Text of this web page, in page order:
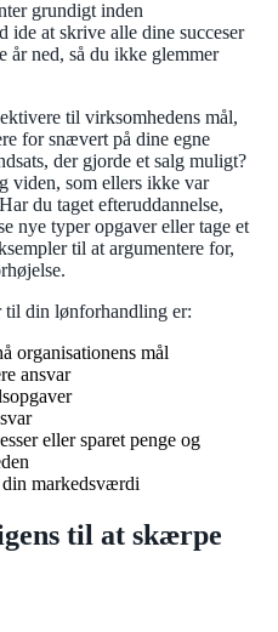
grundigt inden
ide at skrive alle dine succeser
år ned, så du ikke glemmer
til virksomhedens mål,
for snævert på dine egne
der gjorde et salg muligt?
viden, som ellers ikke var
du taget efteruddannelse,
nye typer opgaver eller tage et
til at argumentere for,
til din lønforhandling er:
organisationens mål
ansvar
eller sparet penge og
markedsværdi
til at skærpe